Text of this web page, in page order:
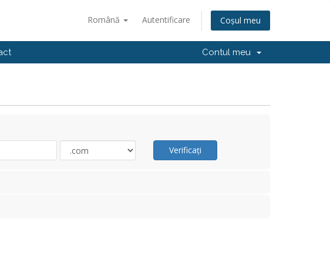
Română Autentificare Coșul meu
Contul meu
Verificați